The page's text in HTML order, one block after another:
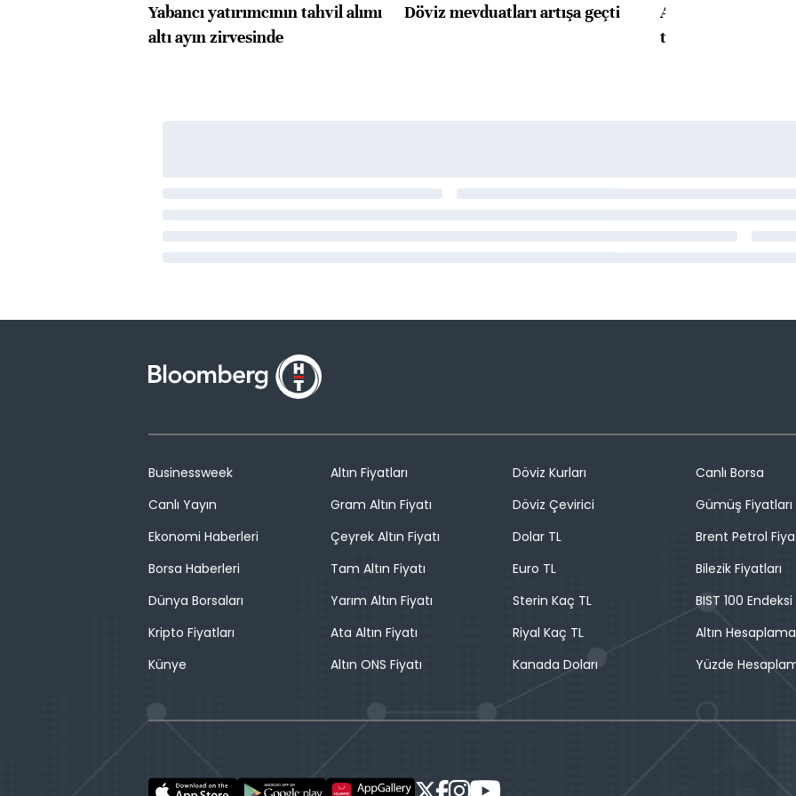
Yabancı yatırımcının tahvil alımı
altı ayın zirvesinde
Döviz mevduatları artışa geçti
ABD'de konut
toparlandı
Businessweek
Canlı Yayın
Ekonomi Haberleri
Borsa Haberleri
Dünya Borsaları
Kripto Fiyatları
Künye
Altın Fiyatları
Gram Altın Fiyatı
Çeyrek Altın Fiyatı
Tam Altın Fiyatı
Yarım Altın Fiyatı
Ata Altın Fiyatı
Altın ONS Fiyatı
Döviz Kurları
Döviz Çevirici
Dolar TL
Euro TL
Sterin Kaç TL
Riyal Kaç TL
Kanada Doları
Canlı Borsa
Gümüş Fiyatları
Brent Petrol
Bilezik Fiyatları
BIST 100 Endeksi
Altın Hesaplama
Yüzde